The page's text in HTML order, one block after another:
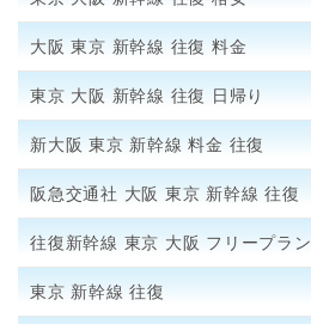
大阪 東京 新幹線 往復 料金
東京 大阪 新幹線 往復 日帰り
新大阪 東京 新幹線 料金 往復
阪急交通社 大阪 東京 新幹線 往復
往復新幹線 東京 大阪 フリープラン
東京 新幹線 往復